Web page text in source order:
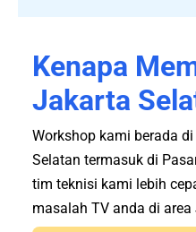
Kenapa
Jakarta
Workshop kami berada
Selatan termasuk di
tim teknisi kami lebih
masalah TV anda di